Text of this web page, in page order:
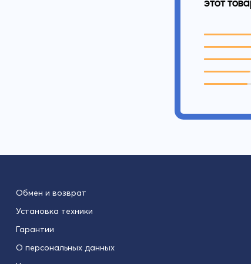
этот
Обмен и возврат
Установка техники
Гарантии
О персональных данных